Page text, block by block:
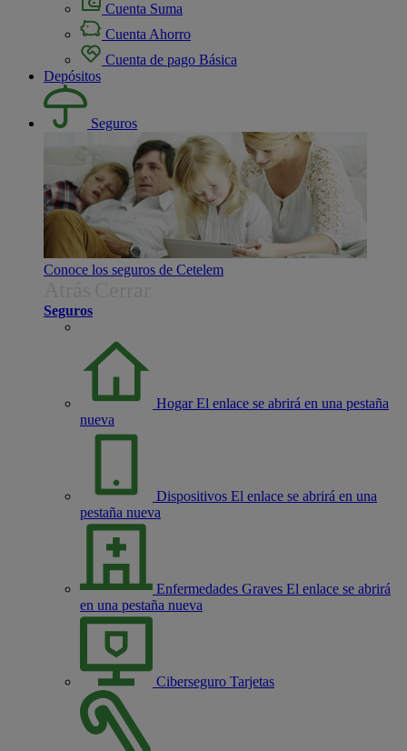
Cuenta Suma
Cuenta Ahorro
Cuenta de pago Básica
Depósitos
Seguros
Conoce los seguros de Cetelem
Seguros
Hogar El enlace se abrirá en una pestaña
nueva
Dispositivos El enlace se abrirá en una
pestaña nueva
Enfermedades Graves El enlace se abrirá
en una pestaña nueva
Ciberseguro Tarjetas